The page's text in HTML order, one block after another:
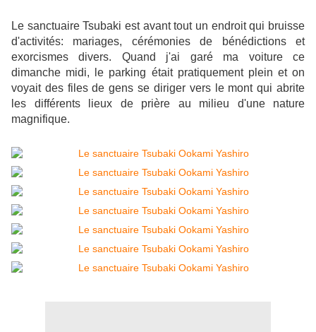
Le sanctuaire Tsubaki est avant tout un endroit qui bruisse
d'activités: mariages, cérémonies de bénédictions et
exorcismes divers. Quand j'ai garé ma voiture ce
dimanche midi, le parking était pratiquement plein et on
voyait des files de gens se diriger vers le mont qui abrite
les différents lieux de prière au milieu d'une nature
magnifique.